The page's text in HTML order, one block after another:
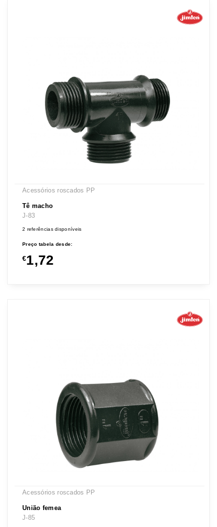
Acessórios roscados PP
Tê macho
J-83
2 referências disponíveis
Preço tabela desde:
€1,72
Acessórios roscados PP
União femea
J-85